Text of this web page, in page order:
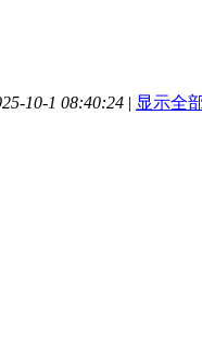
10-1 08:40:24 | 显示全